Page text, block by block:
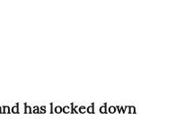
has locked down